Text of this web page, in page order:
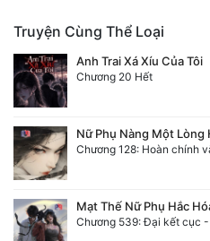
Tội Phạm
Vô Địch
Võ Hiệp
Võng Du
Xuyên Không
Xuyên Nhanh
Truyện Cùng Thể Loại
Anh Trai Xá Xíu Của Tôi
Chương 20 Hết
Nữ Phụ Nàng Một Lòng
Chương 128: Hoàn chính
Mạt Thế Nữ Phụ Hắc
Chương 539: Đại kết cục -